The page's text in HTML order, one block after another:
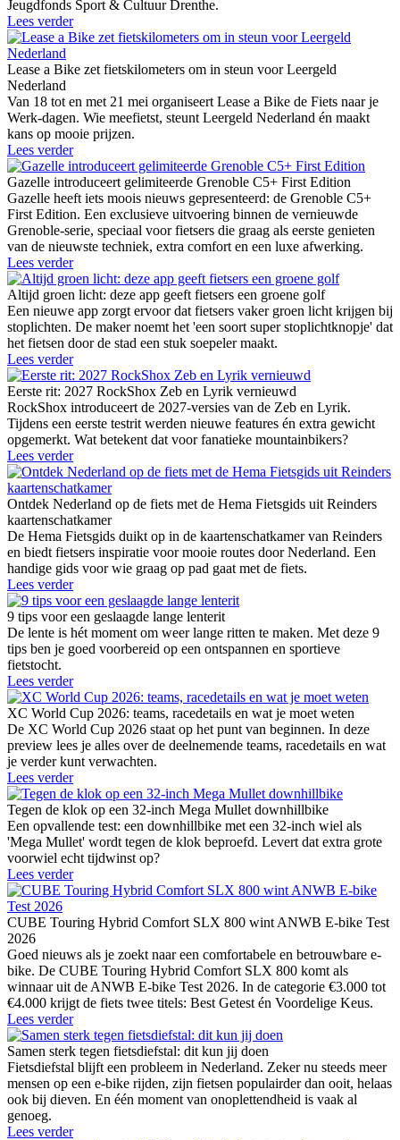
Jeugdfonds Sport & Cultuur Drenthe.
Lees verder
Lease a Bike zet fietskilometers om in steun voor Leergeld
Nederland
Van 18 tot en met 21 mei organiseert Lease a Bike de Fiets naar je
Werk-dagen. Wie meefietst, steunt Leergeld Nederland én maakt
kans op mooie prijzen.
Lees verder
Gazelle introduceert gelimiteerde Grenoble C5+ First Edition
Gazelle heeft iets moois nieuws gepresenteerd: de Grenoble C5+
First Edition. Een exclusieve uitvoering binnen de vernieuwde
Grenoble-serie, speciaal voor fietsers die graag als eerste genieten
van de nieuwste techniek, extra comfort en een luxe afwerking.
Lees verder
Altijd groen licht: deze app geeft fietsers een groene golf
Een nieuwe app zorgt ervoor dat fietsers vaker groen licht krijgen bij
stoplichten. De maker noemt het 'een soort super stoplichtknopje' dat
het fietsen door de stad een stuk soepeler maakt.
Lees verder
Eerste rit: 2027 RockShox Zeb en Lyrik vernieuwd
RockShox introduceert de 2027-versies van de Zeb en Lyrik.
Tijdens een eerste testrit werden nieuwe features én extra gewicht
opgemerkt. Wat betekent dat voor fanatieke mountainbikers?
Lees verder
Ontdek Nederland op de fiets met de Hema Fietsgids uit Reinders
kaartenschatkamer
De Hema Fietsgids duikt op in de kaartenschatkamer van Reinders
en biedt fietsers inspiratie voor mooie routes door Nederland. Een
handige gids voor wie graag op pad gaat met de fiets.
Lees verder
9 tips voor een geslaagde lange lenterit
De lente is hét moment om weer lange ritten te maken. Met deze 9
tips ben je goed voorbereid op een ontspannen en sportieve
fietstocht.
Lees verder
XC World Cup 2026: teams, racedetails en wat je moet weten
De XC World Cup 2026 staat op het punt van beginnen. In deze
preview lees je alles over de deelnemende teams, racedetails en wat
je verder kunt verwachten.
Lees verder
Tegen de klok op een 32-inch Mega Mullet downhillbike
Een opvallende test: een downhillbike met een 32-inch wiel als
'Mega Mullet' wordt tegen de klok beproefd. Levert dat extra grote
voorwiel echt tijdwinst op?
Lees verder
CUBE Touring Hybrid Comfort SLX 800 wint ANWB E-bike Test
2026
Goed nieuws als je zoekt naar een comfortabele en betrouwbare e-
bike. De CUBE Touring Hybrid Comfort SLX 800 komt als
winnaar uit de ANWB E-bike Test 2026. In de categorie €3.000 tot
€4.000 krijgt de fiets twee titels: Best Getest én Voordelige Keus.
Lees verder
Samen sterk tegen fietsdiefstal: dit kun jij doen
Fietsdiefstal blijft een probleem in Nederland. Zeker nu steeds meer
mensen op een e-bike rijden, zijn fietsen populairder dan ooit, helaas
ook bij dieven. En één moment van onoplettendheid is vaak al
genoeg.
Lees verder